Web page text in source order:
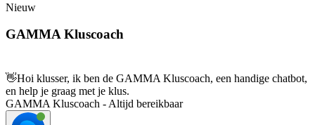
Nieuw
GAMMA Kluscoach
👋Hoi klusser, ik ben de GAMMA Kluscoach, een handige chatbot,
en help je graag met je klus.
GAMMA Kluscoach - Altijd bereikbaar